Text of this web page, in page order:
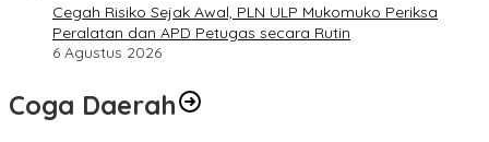
Cegah Risiko Sejak Awal, PLN ULP Mukomuko Periksa
Peralatan dan APD Petugas secara Rutin
6 Agustus 2026
Coga Daerah